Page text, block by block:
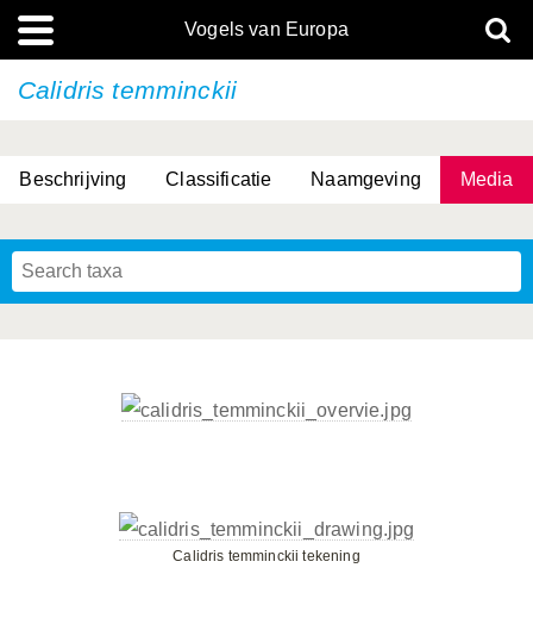
Vogels van Europa
Calidris temminckii
Beschrijving Classificatie Naamgeving Media
Calidris temminckii tekening